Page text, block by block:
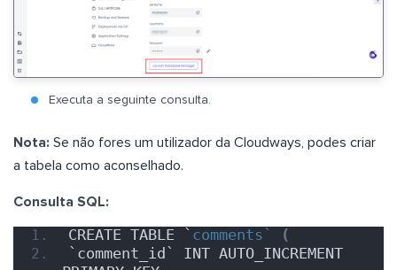
Executa a seguinte consulta.
Nota: Se não fores um utilizador da Cloudways, podes criar
a tabela como aconselhado.
Consulta SQL:
CREATE TABLE ` comments`
(
`comment_id` INT AUTO_INCREMENT